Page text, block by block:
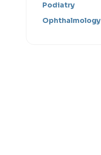
Podiatry
Ophthalmology